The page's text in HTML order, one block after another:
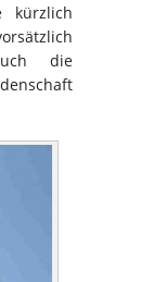
kürzlich
die